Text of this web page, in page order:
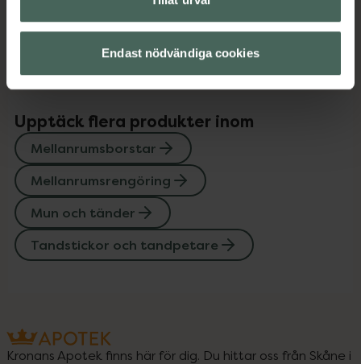
Endast nödvändiga cookies
Instruktioner Visa
Upptäck flera produkter inom
Mellanrumsborstar
Mellanrumsrengöring
Mun och tänder
Tandstickor och tandpetare
Kronans Apotek finns här för dig. Du hittar oss från Skåne i